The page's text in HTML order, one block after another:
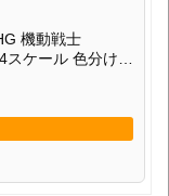
機動戦士
ケール 色分け済